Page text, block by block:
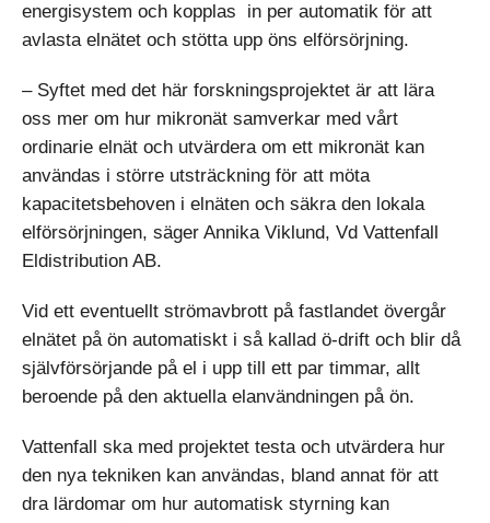
energisystem och kopplas in per automatik för att
avlasta elnätet och stötta upp öns elförsörjning.
– Syftet med det här forskningsprojektet är att lära
oss mer om hur mikronät samverkar med vårt
ordinarie elnät och utvärdera om ett mikronät kan
användas i större utsträckning för att möta
kapacitetsbehoven i elnäten och säkra den lokala
elförsörjningen, säger Annika Viklund, Vd Vattenfall
Eldistribution AB.
Vid ett eventuellt strömavbrott på fastlandet övergår
elnätet på ön automatiskt i så kallad ö-drift och blir då
självförsörjande på el i upp till ett par timmar, allt
beroende på den aktuella elanvändningen på ön.
Vattenfall ska med projektet testa och utvärdera hur
den nya tekniken kan användas, bland annat för att
dra lärdomar om hur automatisk styrning kan